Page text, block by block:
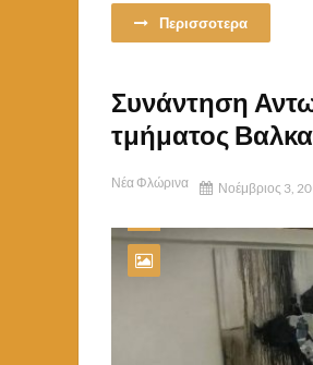
Περισσοτερα
Συνάντηση
τμήματος
Νέα Φλώρινα Νοέμβριος 3,